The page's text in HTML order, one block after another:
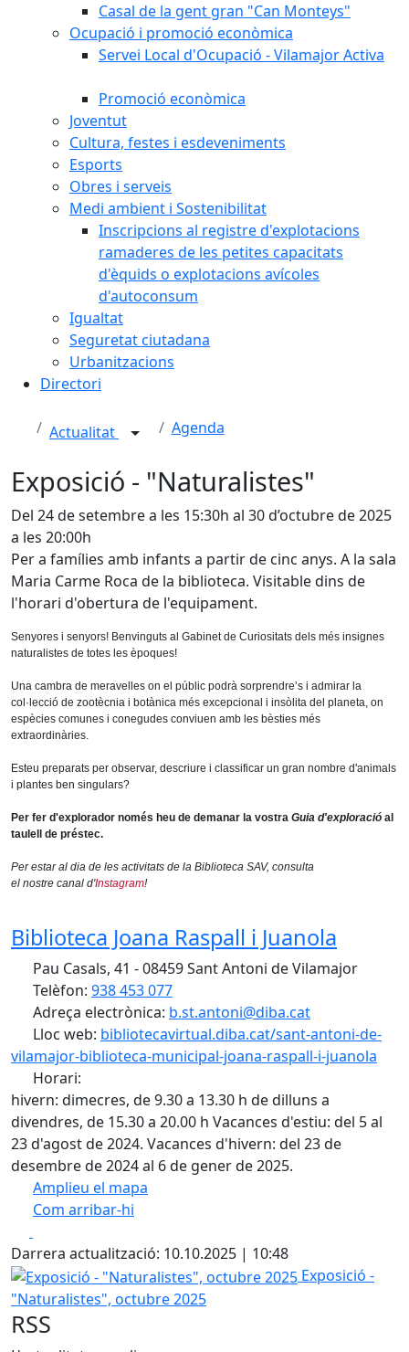
Casal de la gent gran "Can Monteys"
Ocupació i promoció econòmica
Servei Local d'Ocupació - Vilamajor Activa
Promoció econòmica
Joventut
Cultura, festes i esdeveniments
Esports
Obres i serveis
Medi ambient i Sostenibilitat
Inscripcions al registre d'explotacions
ramaderes de les petites capacitats
d'èquids o explotacions avícoles
d'autoconsum
Igualtat
Seguretat ciutadana
Urbanitzacions
Directori
Actualitat Agenda
Exposició - "Naturalistes"
Del 24 de setembre a les 15:30h al 30 d’octubre de 2025
a les 20:00h
Per a famílies amb infants a partir de cinc anys. A la sala
Maria Carme Roca de la biblioteca. Visitable dins de
l'horari d'obertura de l'equipament.
Senyores i senyors! Benvinguts al Gabinet de Curiositats dels més insignes
naturalistes de totes les èpoques!
Una cambra de meravelles on el públic podrà sorprendre’s i admirar la
col·lecció de zootècnia i botànica més excepcional i insòlita del planeta, on
espècies comunes i conegudes conviuen amb les bèsties més
extraordinàries.
Esteu preparats per observar, descriure i classificar un gran nombre d'animals
i plantes ben singulars?
Per fer d'explorador només heu de demanar la vostra Guia d'exploració al
taulell de préstec.
Per estar al dia de les activitats de la Biblioteca SAV, consulta
el nostre canal d'Instagram!
Biblioteca Joana Raspall i Juanola
Pau Casals, 41 - 08459 Sant Antoni de Vilamajor
Telèfon: 938 453 077
Adreça electrònica: b.st.antoni@diba.cat
Lloc web: bibliotecavirtual.diba.cat/sant-antoni-de-
vilamajor-biblioteca-municipal-joana-raspall-i-juanola
Horari:
hivern: dimecres, de 9.30 a 13.30 h de dilluns a
divendres, de 15.30 a 20.00 h Vacances d'estiu: del 5 al
23 d'agost de 2024. Vacances d'hivern: del 23 de
desembre de 2024 al 6 de gener de 2025.
Amplieu el mapa
Com arribar-hi
+
−
Darrera actualització: 10.10.2025 | 10:48
Exposició - "Naturalistes", octubre 2025
Exposició -
"Naturalistes", octubre 2025
RSS